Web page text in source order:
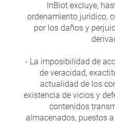
InBiot excluye,
ordenamiento jurídico,
por los daños y
- La imposibilidad de
de veracidad,
actualidad de los
existencia de vicios y
contenidos
almacenados, puestos